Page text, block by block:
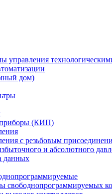
управления
дом)
приборы (КИП)
с резьбовым
и абсолютного
данных
свободнопрограммируемых